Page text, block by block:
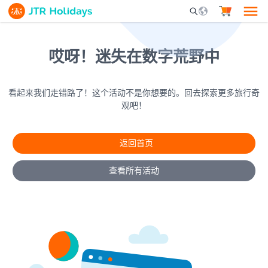
Mobile Search
哎呀！迷失在数字荒野中
看起来我们走错路了！这个活动不是你想要的。回去探索更多旅行奇
观吧！
返回首页
查看所有活动